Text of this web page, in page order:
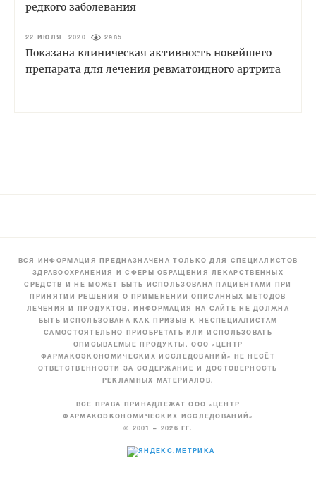
редкого заболевания
22 ИЮЛЯ 2020 2985
Показана клиническая активность новейшего
препарата для лечения ревматоидного артрита
ВСЯ ИНФОРМАЦИЯ ПРЕДНАЗНАЧЕНА ТОЛЬКО ДЛЯ СПЕЦИАЛИСТОВ
ЗДРАВООХРАНЕНИЯ И СФЕРЫ ОБРАЩЕНИЯ ЛЕКАРСТВЕННЫХ
СРЕДСТВ И НЕ МОЖЕТ БЫТЬ ИСПОЛЬЗОВАНА ПАЦИЕНТАМИ ПРИ
ПРИНЯТИИ РЕШЕНИЯ О ПРИМЕНЕНИИ ОПИСАННЫХ МЕТОДОВ
ЛЕЧЕНИЯ И ПРОДУКТОВ. ИНФОРМАЦИЯ НА САЙТЕ НЕ ДОЛЖНА
БЫТЬ ИСПОЛЬЗОВАНА КАК ПРИЗЫВ К НЕСПЕЦИАЛИСТАМ
САМОСТОЯТЕЛЬНО ПРИОБРЕТАТЬ ИЛИ ИСПОЛЬЗОВАТЬ
ОПИСЫВАЕМЫЕ ПРОДУКТЫ. ООО «ЦЕНТР
ФАРМАКОЭКОНОМИЧЕСКИХ ИССЛЕДОВАНИЙ» НЕ НЕСЁТ
ОТВЕТСТВЕННОСТИ ЗА СОДЕРЖАНИЕ И ДОСТОВЕРНОСТЬ
РЕКЛАМНЫХ МАТЕРИАЛОВ.
ВСЕ ПРАВА ПРИНАДЛЕЖАТ ООО «ЦЕНТР
ФАРМАКОЭКОНОМИЧЕСКИХ ИССЛЕДОВАНИЙ»
© 2001 – 2026 ГГ.